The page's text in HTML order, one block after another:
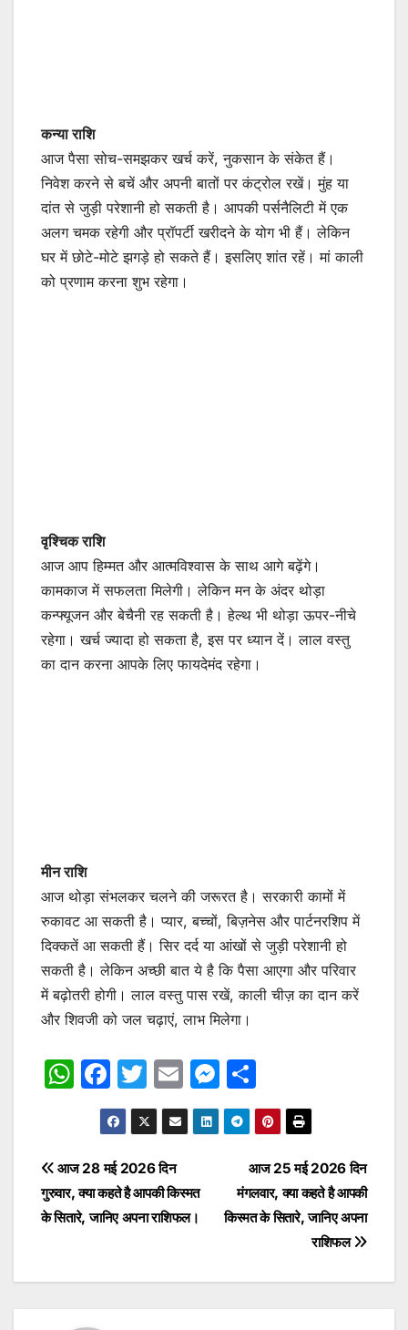
कन्या राशि
आज पैसा सोच-समझकर खर्च करें, नुकसान के संकेत हैं।
निवेश करने से बचें और अपनी बातों पर कंट्रोल रखें। मुंह या
दांत से जुड़ी परेशानी हो सकती है। आपकी पर्सनैलिटी में एक
अलग चमक रहेगी और प्रॉपर्टी खरीदने के योग भी हैं। लेकिन
घर में छोटे-मोटे झगड़े हो सकते हैं। इसलिए शांत रहें। मां काली
को प्रणाम करना शुभ रहेगा।
वृश्चिक राशि
आज आप हिम्मत और आत्मविश्वास के साथ आगे बढ़ेंगे।
कामकाज में सफलता मिलेगी। लेकिन मन के अंदर थोड़ा
कन्फ्यूजन और बेचैनी रह सकती है। हेल्थ भी थोड़ा ऊपर-नीचे
रहेगा। खर्च ज्यादा हो सकता है, इस पर ध्यान दें। लाल वस्तु
का दान करना आपके लिए फायदेमंद रहेगा।
मीन राशि
आज थोड़ा संभलकर चलने की जरूरत है। सरकारी कामों में
रुकावट आ सकती है। प्यार, बच्चों, बिज़नेस और पार्टनरशिप में
दिक्कतें आ सकती हैं। सिर दर्द या आंखों से जुड़ी परेशानी हो
सकती है। लेकिन अच्छी बात ये है कि पैसा आएगा और परिवार
में बढ़ोतरी होगी। लाल वस्तु पास रखें, काली चीज़ का दान करें
और शिवजी को जल चढ़ाएं, लाभ मिलेगा।
W
s
A
p
F
a
c
e
b
o
k
T
w
itt
er
E
m
ai
M
e
s
e
n
er
h
ar
e
Post
navigation
आज 25 मई 2026 दिन
मंगलवार, क्या कहते है आपकी
किस्मत के सितारे, जानिए अपना
राशिफल
आज 28 मई 2026 दिन
गुरुवार, क्या कहते है आपकी किस्मत
के सितारे, जानिए अपना राशिफल।